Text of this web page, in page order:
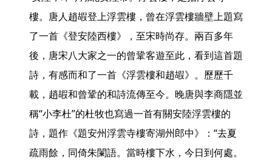
樓。唐人趙嘏登上浮雲樓，曾在浮雲樓牆壁上題寫
了一首《登安陸西樓》，至宋時尚存。兩百多年
後，唐宋八大家之一的曾鞏客遊至此，看到這首題
詩，有感而和了一首《浮雲樓和趙嘏》。歷歷千
載，趙嘏和曾鞏的和詩流傳至今。晚唐與李商隱並
稱“小李杜”的杜牧也寫過一首有關安陸浮雲樓的
詩，題作《題安州浮雲寺樓寄湖州郎中》：“去夏
疏雨餘，同倚朱闌語。當時樓下水，今日到何處。